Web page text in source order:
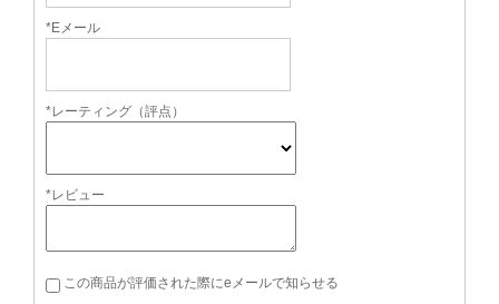
*Eメール
*レーティング（評点）
*レビュー
この商品が評価された際にeメールで知らせる